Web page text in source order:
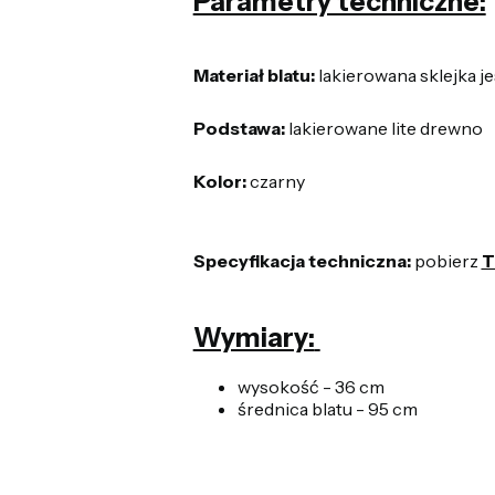
Materiał blatu:lakierowana sklejka
Podstawa:lakierowane lite drewno
Kolor:czarny
Specyfikacja techniczna: pobierz
Wymiary:
wysokość - 36 cm
średnica blatu - 95 cm